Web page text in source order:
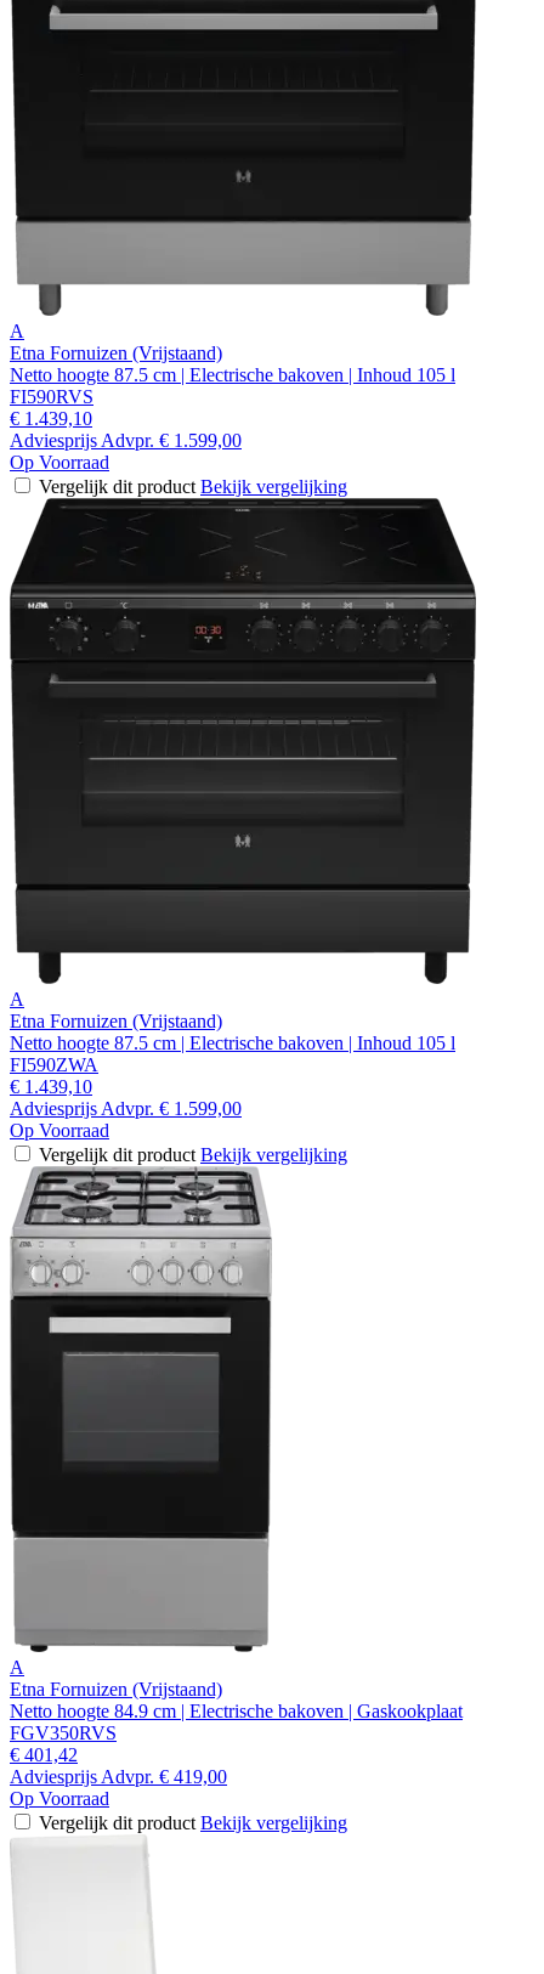
A
Etna Fornuizen (Vrijstaand)
Netto hoogte 87.5 cm | Electrische bakoven | Inhoud 105 l
FI590RVS
€ 1.439,10
Adviesprijs Advpr. € 1.599,00
Op Voorraad
Vergelijk dit product Bekijk vergelijking
A
Etna Fornuizen (Vrijstaand)
Netto hoogte 87.5 cm | Electrische bakoven | Inhoud 105 l
FI590ZWA
€ 1.439,10
Adviesprijs Advpr. € 1.599,00
Op Voorraad
Vergelijk dit product Bekijk vergelijking
A
Etna Fornuizen (Vrijstaand)
Netto hoogte 84.9 cm | Electrische bakoven | Gaskookplaat
FGV350RVS
€ 401,42
Adviesprijs Advpr. € 419,00
Op Voorraad
Vergelijk dit product Bekijk vergelijking